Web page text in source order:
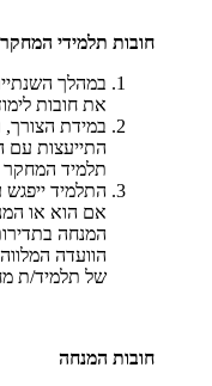
חובות תלמידי המחקר
במהלך
את חובות
במידת
התייעצות עם
תלמיד המחקר
התלמיד
אם הוא או
המנחה
הוועדה
של תלמיד/ת
חובות המנחה